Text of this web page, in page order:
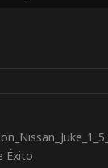
Éxito